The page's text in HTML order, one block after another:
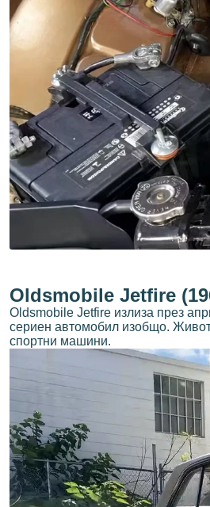
Oldsmobile Jetfire
Oldsmobile Jetfire излиза през
сериен автомобил изобщо.
спортни машини.